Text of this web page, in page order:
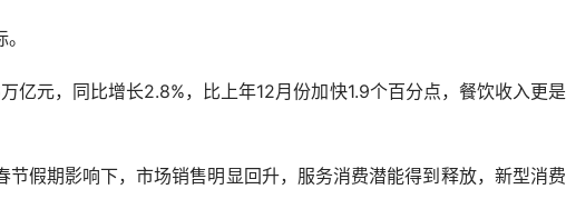
元，同比增长2.8%，比上年12月份加快1.9个百分点，餐饮收入更是
假期影响下，市场销售明显回升，服务消费潜能得到释放，新型消费